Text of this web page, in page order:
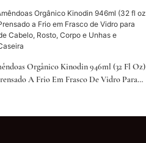
Orgânico Kinodin 946ml (32 Fl Oz)
A Frio Em Frasco De Vidro Para